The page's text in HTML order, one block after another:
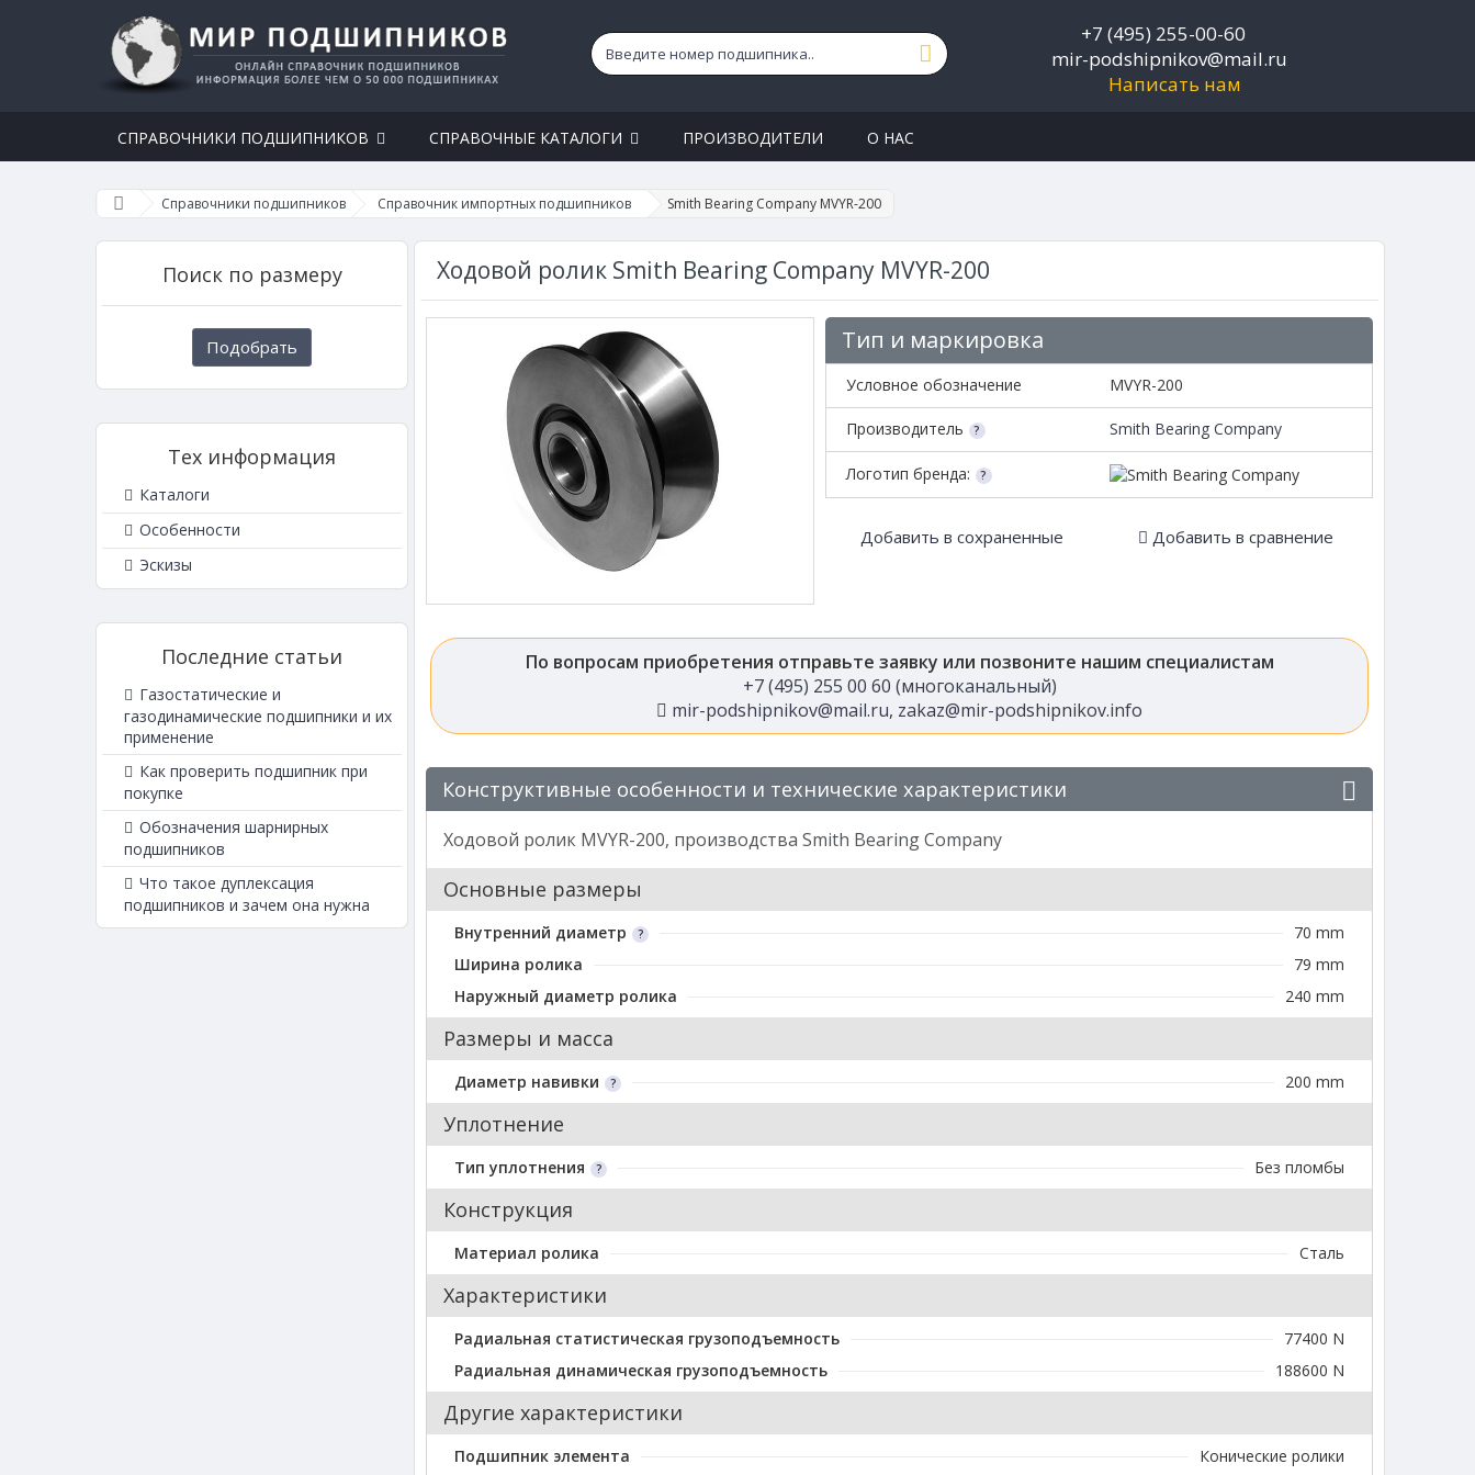
+7 (495) 255-00-60
mir-podshipnikov@mail.ru
Написать нам
СПРАВОЧНИКИ ПОДШИПНИКОВ СПРАВОЧНЫЕ КАТАЛОГИ ПРОИЗВОДИТЕЛИ О НАС
Справочники подшипников Справочник импортных подшипников Smith Bearing Company MVYR-200
Поиск по размеру
Подобрать
Тех информация
Каталоги
Особенности
Эскизы
Последние статьи
Газостатические и
газодинамические подшипники и их
применение
Как проверить подшипник при
покупке
Обозначения шарнирных
подшипников
Что такое дуплексация
подшипников и зачем она нужна
Ходовой ролик Smith Bearing Company MVYR-200
Тип и маркировка
Условное обозначение MVYR-200
Производитель Smith Bearing Company
Логотип бренда:
Добавить в сохраненные Добавить в сравнение
По вопросам приобретения отправьте заявку или позвоните нашим специалистам
+7 (495) 255 00 60 (многоканальный)
mir-podshipnikov@mail.ru, zakaz@mir-podshipnikov.info
Конструктивные особенности и технические характеристики
Ходовой ролик MVYR-200, производства Smith Bearing Company
Основные размеры
Внутренний диаметр
70 mm
Ширина ролика
79 mm
Наружный диаметр ролика
240 mm
Размеры и масса
Диаметр навивки 200 mm
Уплотнение
Тип уплотнения Без пломбы
Конструкция
Материал ролика Сталь
Характеристики
Радиальная статистическая грузоподъемность
77400 N
Радиальная динамическая грузоподъемность
188600 N
Другие характеристики
Подшипник элемента Конические ролики